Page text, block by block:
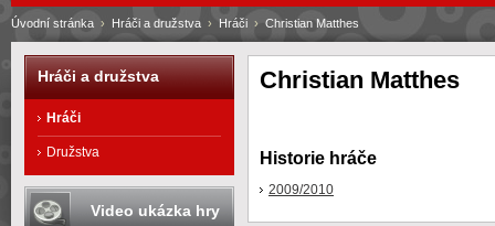
Christian Matthes
Historie hráče
2009/2010
Úvodní stránka › Hráči a družstva › Hráči › Christian Matthes
Hráči a družstva
Hráči
Družstva
Video ukázka hry